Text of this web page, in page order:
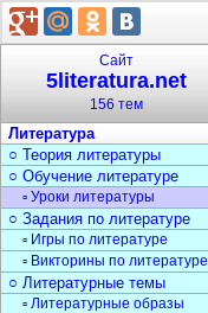
Сайт
5literatura.net
156 тем
Литература
○ Теория литературы
○ Обучение литературе
▫ Уроки литературы
○ Задания по литературе
▫ Игры по литературе
▫ Викторины по литературе
○ Литературные темы
▫ Литературные образы